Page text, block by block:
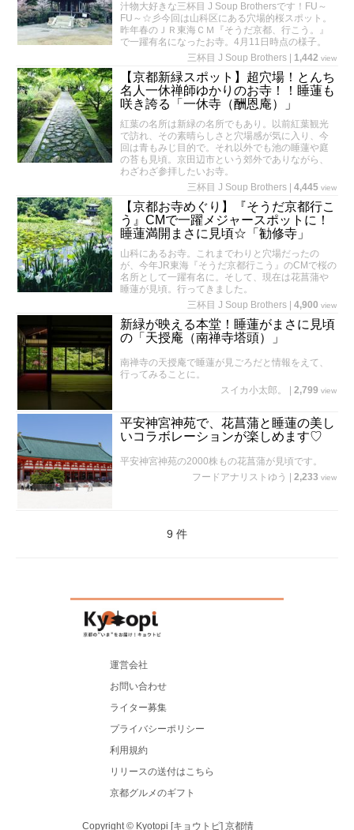
汁物大好きな三杯目 J Soup Brothersです！FU～
FU～☆彡今回は山科区にある穴場的桜スポット。
昨年春のＪＲ東海ＣＭ『そうだ京都、行こう。』
で一躍有名になったお寺。4月11日時点の様子。
三杯目 J Soup Brothers
1,442 view
【京都新緑スポット】超穴場！とんち
名人一休禅師ゆかりのお寺！！睡蓮も
咲き誇る「一休寺（酬恩庵）」
紅葉の名所は新緑の名所でもあり。以前紅葉観光
で訪れ、その素晴らしさと穴場感が気に入り、今
回は青もみじ目的で。それ以外でも池の睡蓮や庭
の苔も見頃。京田辺市という郊外でありながら、
わざわざ参拝したいお寺。
三杯目 J Soup Brothers
4,445 view
【京都お寺めぐり】『そうだ京都行こ
う』CMで一躍メジャースポットに！
睡蓮満開まさに見頃☆「勧修寺」
山科にあるお寺。これまでわりと穴場だったの
が、今年JR東海『そうだ京都行こう』のCMで桜の
名所として一躍有名に。そして、現在は花菖蒲や
睡蓮が見頃。行ってきました。
三杯目 J Soup Brothers
4,900 view
新緑が映える本堂！睡蓮がまさに見頃
の「天授庵（南禅寺塔頭）」
南禅寺の天授庵で睡蓮が見ごろだと情報をえて、
行ってみることに。
スイカ小太郎。
2,799 view
平安神宮神苑で、花菖蒲と睡蓮の美し
いコラボレーションが楽しめます♡
平安神宮神苑の2000株もの花菖蒲が見頃です。
フードアナリストゆう
2,233 view
9 件
運営会社
お問い合わせ
ライター募集
プライバシーポリシー
利用規約
リリースの送付はこちら
京都グルメのギフト
Copyright © Kyotopi [キョウトピ] 京都情